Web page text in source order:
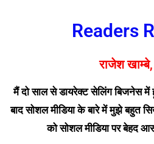
Readers
राजेश
मैं दो साल से डायरेक्ट सेलिंग बिजनेस
बाद सोशल मीडिया के बारे में मुझे बहुत
को सोशल मीडिया पर बेहद